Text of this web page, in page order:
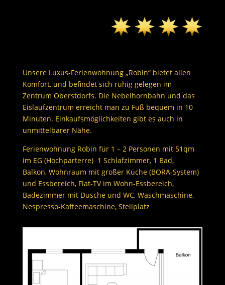
Unsere Luxus-Ferienwohnung „Robin“ bietet allen
Komfort, und befindet sich ruhig gelegen im
Zentrum Oberstdorfs. Die Nebelhornbahn und das
Eislaufzentrum erreicht man zu Fuß bequem in 10
Minuten. Einkaufsmöglichkeiten gibt es auch in
unmittelbarer Nähe.
Ferienwohnung Robin für 1 – 2 Personen mit 51qm
im EG (Hochparterre) 1 Schlafzimmer, 1 Bad,
Balkon, Wohnraum mit großer Küche (BORA-System)
und Essbereich, Flat-TV im Wohn-Essbereich,
Badezimmer mit Dusche und WC, Waschmaschine,
Nespresso-Kaffeemaschine, Stellplatz